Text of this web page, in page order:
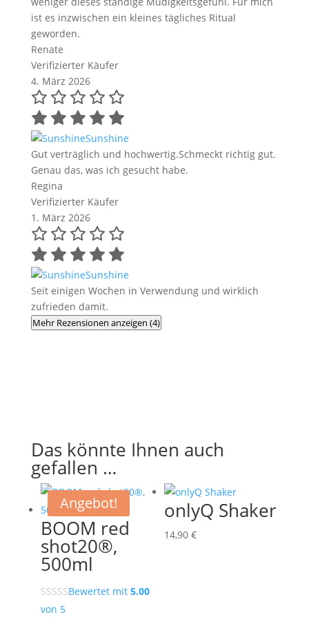
ist es inzwischen ein kleines tägliches Ritual
geworden.
Renate
Verifizierter Käufer
4. März 2026
Sunshine
Gut verträglich und hochwertig.Schmeckt richtig gut.
Genau das, was ich gesucht habe.
Regina
Verifizierter Käufer
1. März 2026
Sunshine
Seit einigen Wochen in Verwendung und wirklich
zufrieden damit.
Mehr Rezensionen anzeigen (4)
Das könnte Ihnen auch
gefallen …
Angebot!
BOOM red
shot20®,
500ml
Bewertet mit 5.00
von 5
onlyQ Shaker
14,90 €